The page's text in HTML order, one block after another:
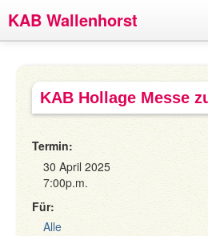
KAB Wallenhorst
Termine
Berichte
Ansprechpartner
Über uns
Impressum
KAB Hollage Messe
Termin:
30 April 2025
7:00p.m.
Für:
Alle